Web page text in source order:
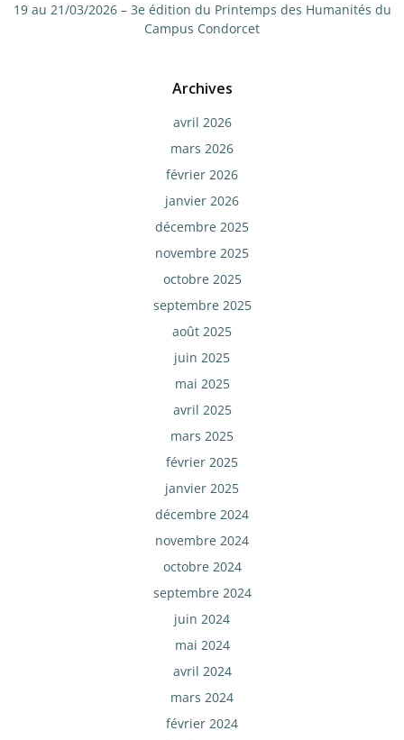
19 au 21/03/2026 – 3e édition du Printemps des Humanités du
Campus Condorcet
Archives
avril 2026
mars 2026
février 2026
janvier 2026
décembre 2025
novembre 2025
octobre 2025
septembre 2025
août 2025
juin 2025
mai 2025
avril 2025
mars 2025
février 2025
janvier 2025
décembre 2024
novembre 2024
octobre 2024
septembre 2024
juin 2024
mai 2024
avril 2024
mars 2024
février 2024